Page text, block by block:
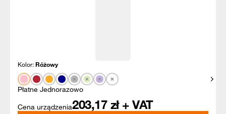
Kolor:Różowy
Płatne Jednorazowo
Cena urządzenia203,17 zł + VAT